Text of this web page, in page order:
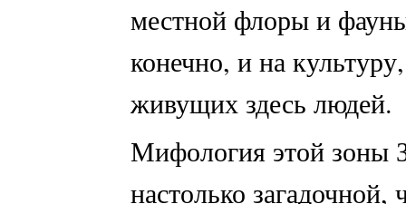
местной флоры и
конечно, и на
живущих здесь людей.
Мифология этой зоны
настолько